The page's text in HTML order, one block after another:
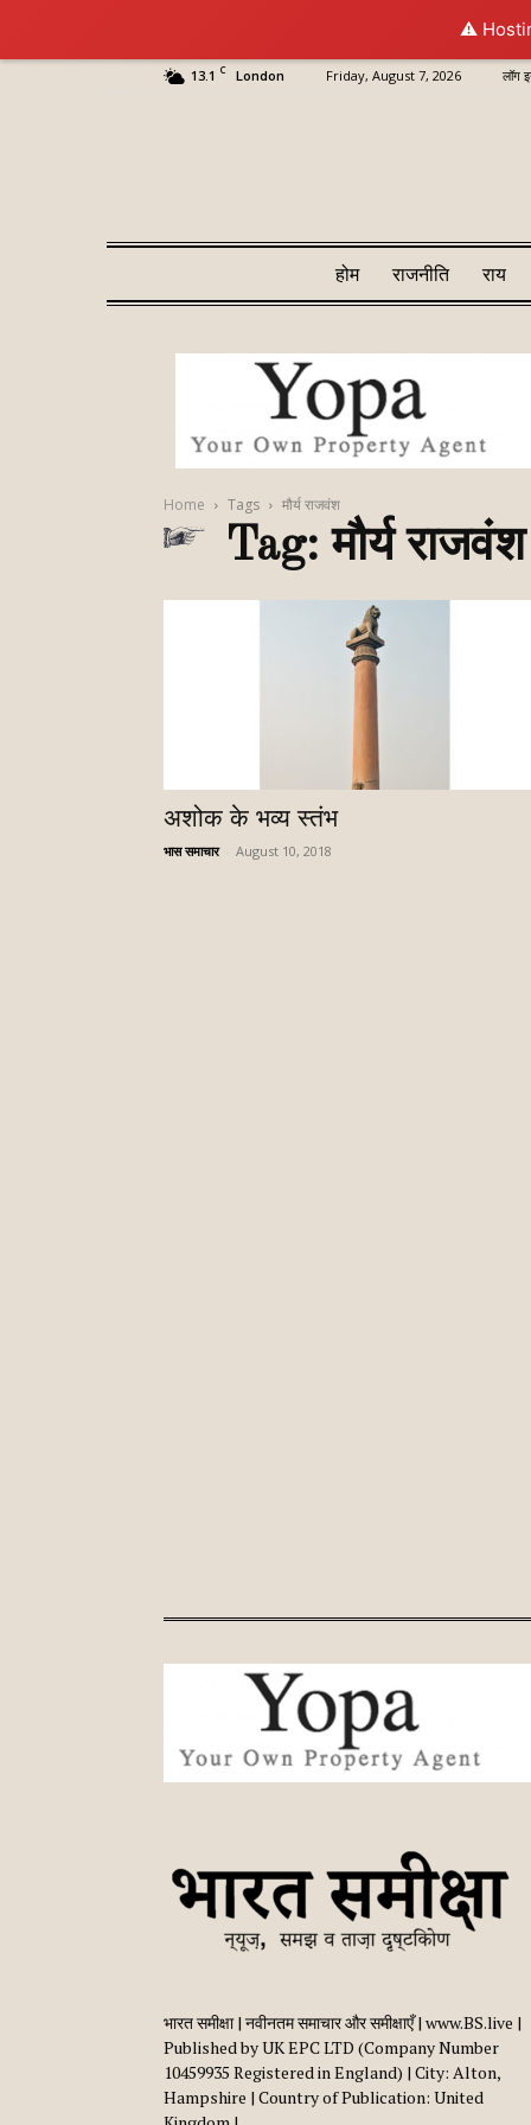
⚠️
13.1 C London Friday, August 7, 2026 लॉग
होम राजनीति राय
Home Tags मौर्य राजवंश
Tag: मौर्य राजवंश
अशोक के भव्य स्तंभ
भास समाचार August 10, 2018
भारत समीक्षा | नवीनतम समाचार और समीक्षाएँ | www.BS.live |
Published by UK EPC LTD (Company Number
10459935 Registered in England) | City: Alton,
Hampshire | Country of Publication: United